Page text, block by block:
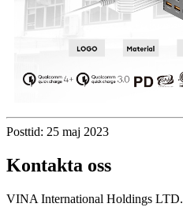
Posttid: 25 maj 2023
Kontakta oss
VINA International Holdings LTD.